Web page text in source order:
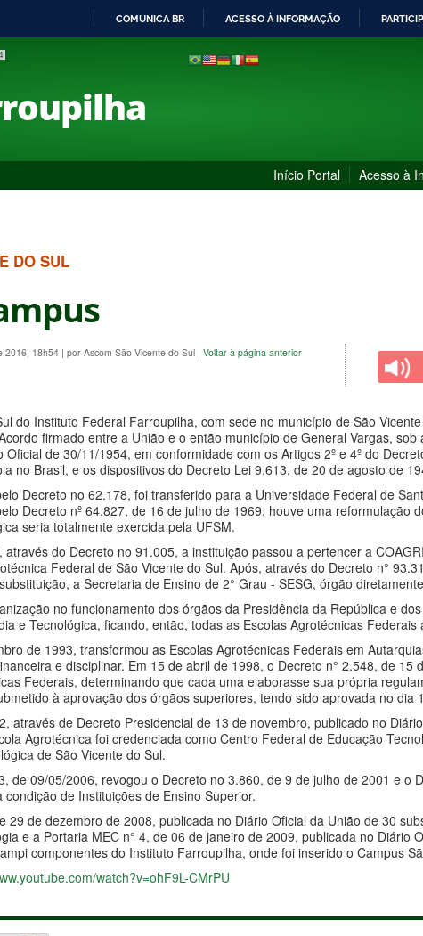
PARA
COMUNICA BR ACESSO À INFORMAÇÃO
Início Portal Acesso à
DO SUL
2016, 18h54 | por Ascom São Vicente do Sul | Voltar à página anterior
do Instituto Federal Farroupilha, com sede no município de São
firmado entre a União e o então município de General Vargas,
de 30/11/1954, em conformidade com os Artigos 2º e 4º do
no Brasil, e os dispositivos do Decreto Lei 9.613, de 20 de agosto de
Decreto no 62.178, foi transferido para a Universidade Federal de
Decreto nº 64.827, de 16 de julho de 1969, houve uma reformulação
seria totalmente exercida pela UFSM.
do Decreto no 91.005, a instituição passou a pertencer a
Federal de São Vicente do Sul. Após, através do Decreto n°
a Secretaria de Ensino de 2° Grau - SESG, órgão
no funcionamento dos órgãos da Presidência da República e
e Tecnológica, ficando, então, todas as Escolas Agrotécnicas Federais
de 1993, transformou as Escolas Agrotécnicas Federais em
e disciplinar. Em 15 de abril de 1998, o Decreto n° 2.548, de 15
Federais, determinando que cada uma elaborasse sua própria
à aprovação dos órgãos superiores, tendo sido aprovada no dia
através de Decreto Presidencial de 13 de novembro, publicado no
Agrotécnica foi credenciada como Centro Federal de Educação
de São Vicente do Sul.
de 09/05/2006, revogou o Decreto no 3.860, de 9 de julho de 2001 e o
de Instituições de Ensino Superior.
29 de dezembro de 2008, publicada no Diário Oficial da União de 30
e a Portaria MEC n° 4, de 06 de janeiro de 2009, publicada no Diário
componentes do Instituto Farroupilha, onde foi inserido o Campus
watch?v=ohF9L-CMrPU